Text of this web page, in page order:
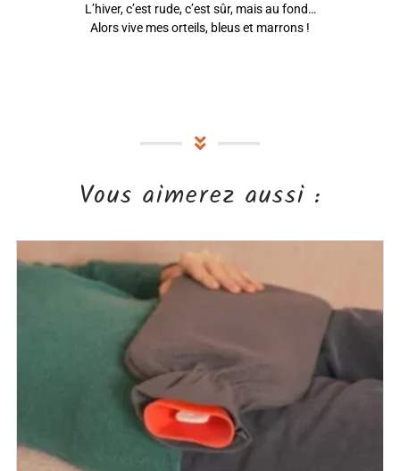
L’hiver, c’est rude, c’est sûr, mais au fond…
Alors vive mes orteils, bleus et marrons !
Vous aimerez aussi :